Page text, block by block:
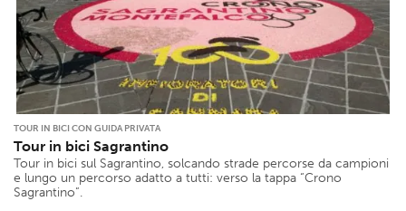
TOUR IN BICI CON GUIDA PRIVATA
Tour in bici Sagrantino
Tour in bici sul Sagrantino, solcando strade percorse da campioni
e lungo un percorso adatto a tutti: verso la tappa “Crono
Sagrantino”.